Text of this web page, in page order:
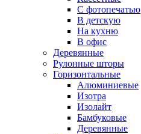
С фотопечатью
В детскую
На кухню
В офис
Деревянные
Рулонные шторы
Горизонтальные
Алюминиевые
Изотра
Изолайт
Бамбуковые
Деревянные